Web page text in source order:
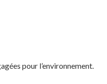
pour l’environnement.